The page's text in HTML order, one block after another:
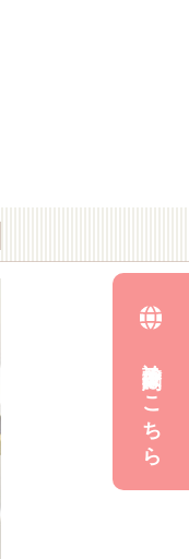
診療予約はこちら